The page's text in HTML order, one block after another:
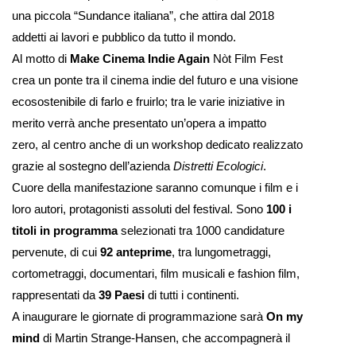
una piccola “Sundance italiana”, che attira dal 2018
addetti ai lavori e pubblico da tutto il mondo.
Al motto di Make Cinema Indie Again Nòt Film Fest
crea un ponte tra il cinema indie del futuro e una visione
ecosostenibile di farlo e fruirlo; tra le varie iniziative in
merito verrà anche presentato un’opera a impatto
zero, al centro anche di un workshop dedicato realizzato
grazie al sostegno dell’azienda Distretti Ecologici.
Cuore della manifestazione saranno comunque i film e i
loro autori, protagonisti assoluti del festival. Sono 100 i
titoli in programmaselezionati tra 1000 candidature
pervenute, di cui 92 anteprime, tra lungometraggi,
cortometraggi, documentari, film musicali e fashion film,
rappresentati da 39 Paesi di tutti i continenti.
A inaugurare le giornate di programmazione sarà On my
mind di Martin Strange-Hansen, che accompagnerà il